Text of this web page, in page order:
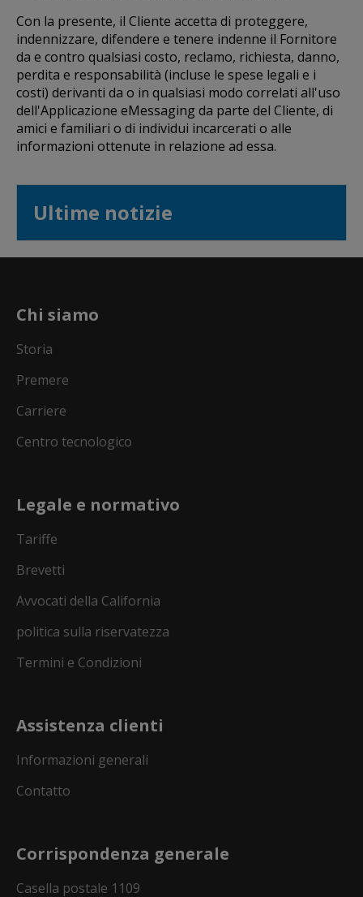
Con la presente, il Cliente accetta di proteggere,
indennizzare, difendere e tenere indenne il Fornitore
da e contro qualsiasi costo, reclamo, richiesta, danno,
perdita e responsabilità (incluse le spese legali e i
costi) derivanti da o in qualsiasi modo correlati all'uso
dell'Applicazione eMessaging da parte del Cliente, di
amici e familiari o di individui incarcerati o alle
informazioni ottenute in relazione ad essa.
Ultime notizie
Chi siamo
Storia
Premere
Carriere
Centro tecnologico
Legale e normativo
Tariffe
Brevetti
Avvocati della California
politica sulla riservatezza
Termini e Condizioni
Assistenza clienti
Informazioni generali
Contatto
Corrispondenza generale
Casella postale 1109